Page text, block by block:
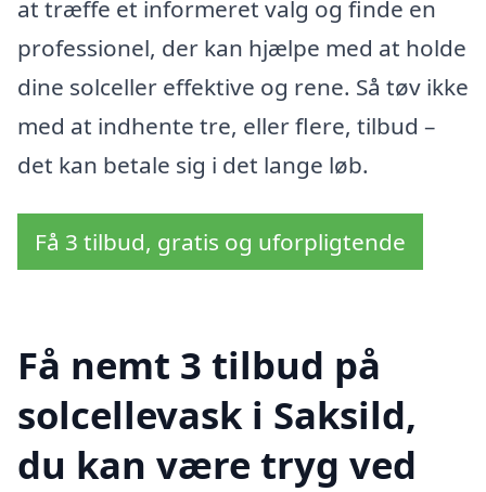
at træffe et informeret valg og finde en
professionel, der kan hjælpe med at holde
dine solceller effektive og rene. Så tøv ikke
med at indhente tre, eller flere, tilbud –
det kan betale sig i det lange løb.
Få 3 tilbud, gratis og uforpligtende
Få nemt 3 tilbud på
solcellevask i Saksild,
du kan være tryg ved